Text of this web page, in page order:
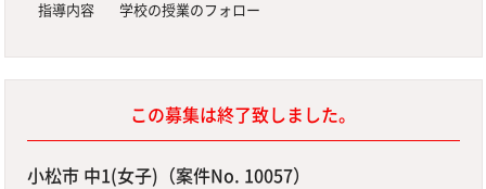
指導内容 学校の授業のフォロー
この募集は終了致しました。
小松市 中1(女子)（案件No. 10057）